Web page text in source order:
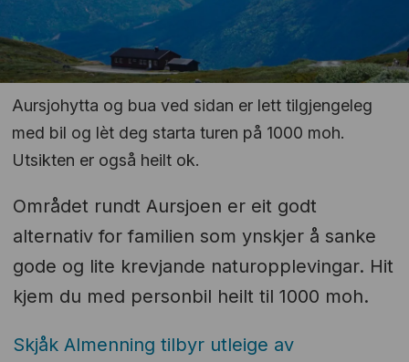
Aursjohytta og bua ved sidan er lett tilgjengeleg
med bil og lèt deg starta turen på 1000 moh.
Utsikten er også heilt ok.
Området rundt Aursjoen er eit godt
alternativ for familien som ynskjer å sanke
gode og lite krevjande naturopplevingar. Hit
kjem du med personbil heilt til 1000 moh.
Skjåk Almenning tilbyr utleige av